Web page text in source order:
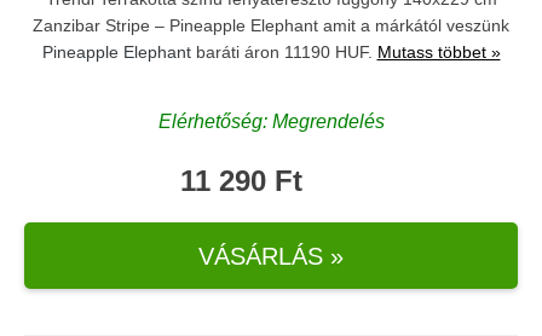
Zanzibar Stripe – Pineapple Elephant amit a márkától veszünk
Pineapple Elephantbaráti áron 11190 HUF. Mutass többet »
Elérhetőség: Megrendelés
11 290 Ft
VÁSÁRLÁS »